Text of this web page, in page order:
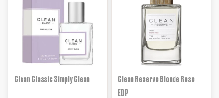
Clean Classic Simply Clean
Clean Reserve Blonde Rose
EDP